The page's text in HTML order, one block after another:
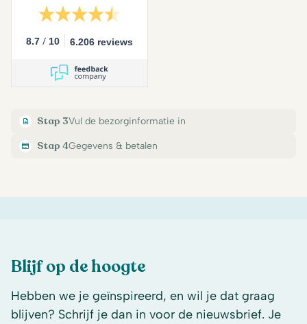
8.7 / 10 6.206 reviews
Stap 3Vul de bezorginformatie in
Stap 4Gegevens & betalen
Blijf op de hoogte
Hebben we je geïnspireerd, en wil je dat graag
blijven? Schrijf je dan in voor de nieuwsbrief. Je